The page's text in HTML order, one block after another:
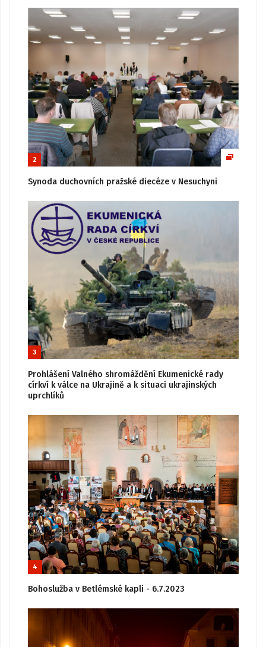
2
Synoda duchovních pražské diecéze v Nesuchyni
3
Prohlášení Valného shromáždění Ekumenické rady
církví k válce na Ukrajině a k situaci ukrajinských
uprchlíků
4
Bohoslužba v Betlémské kapli - 6.7.2023